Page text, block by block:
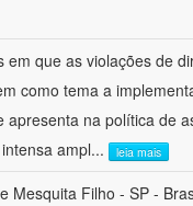
que as violações de
como tema a
na política de
ampl... leia mais
Mesquita Filho - SP -